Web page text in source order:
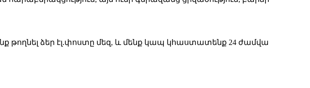
թողնել ձեր էլ.փոստը մեզ, և մենք կապ կհաստատենք 24 ժամվա